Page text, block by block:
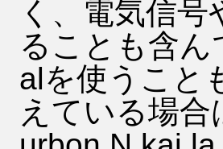
く、電気信
ることも含
alを使うこと
えている場